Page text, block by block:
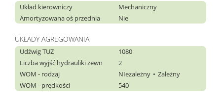
Układ kierowniczy
Mechaniczny
Amortyzowana oś przednia
Nie
UKŁADY AGREGOWANIA
Udźwig TUZ
1080
Liczba wyjść hydrauliki zewn
2
WOM - rodzaj
NIezależny
Zależny
WOM - prędkości
540